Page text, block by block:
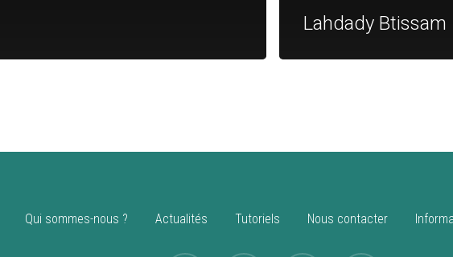
Lahdady Btissam
Qui sommes-nous ? Actualités Tutoriels Nous contacter